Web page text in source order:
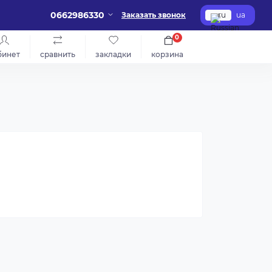
0662986330 Заказать звонок ru ua
сравнить закладки корзина
0